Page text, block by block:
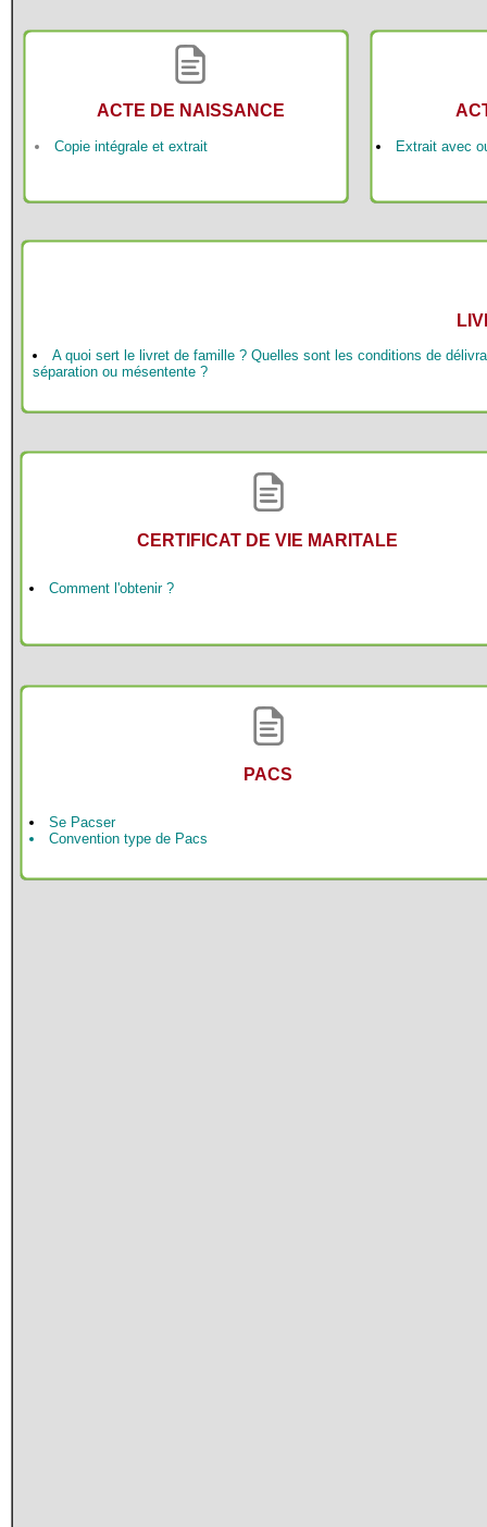
Comment l'obtenir ?
CERTIFICAT DE VIE MARITALE
A quoi sert le livret de famille ? Quelles sont les conditions de
séparation ou mésentente ?
ACTE DE NAISSANCE
Copie intégrale et extrait Extrait avec
Se Pacser
Convention type de Pacs
PACS